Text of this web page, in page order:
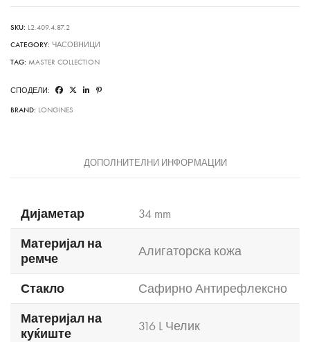
SKU: L2.409.4.87.2
CATEGORY: ЧАСОВНИЦИ
TAG: MASTER COLLECTION
СПОДЕЛИ:
BRAND: LONGINES
ДОПОЛНИТЕЛНИ ИНФОРМАЦИИ
Дијаметар
34 mm
Материјал на
ремче
Алигаторска кожа
Стакло
Сафирно Антирефлексно
Материјал на
куќиште
316 L Челик